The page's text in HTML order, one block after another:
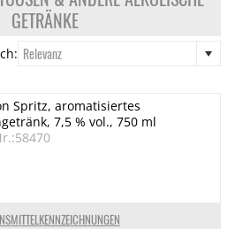
GETRÄNKE
Relevanz
Spritz, aromatisiertes
7,5 % vol., 750 ml